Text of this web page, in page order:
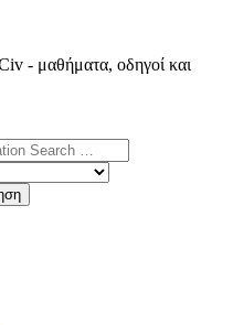
- μαθήματα, οδηγοί και